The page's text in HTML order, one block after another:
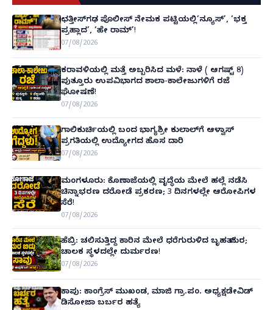
ಛತ್ತೀಸ್‌ಗಢ ಪೊಲೀಸ್ ನೇಮಕ ಪಟ್ಟಿಯಲ್ಲಿ‘ನ್ಯೂಸ್’, ‘ಭಕ್ತ
ಪ್ರಹ್ಲಾದ’, ‘ಹೇ ರಾಮ್’!
07/08/2026
ಕರಾವಳಿಯಲ್ಲಿ ಮತ್ತೆ ಅಬ್ಬರಿಸಿದ ಮಳೆ: ನಾಳೆ ( ಆಗಷ್ಟ್ 8)
ಪುತ್ತೂರು ಉಪವಿಭಾಗದ ಶಾಲಾ-ಕಾಲೇಜುಗಳಿಗೆ ರಜೆ
ಘೋಷಣೆ!
07/08/2026
ಗಾಲಿಕುರ್ಚಿಯಲ್ಲಿ ಬಂದ ಭಾಗ್ಯಶ್ರೀ ಕುಲಾಲ್‌ಗೆ ಆಳ್ವಾಸ್
ಪ್ರಗತಿಯಲ್ಲಿ ಉದ್ಯೋಗದ ಹೊಸ ದಾರಿ
07/08/2026
ಮಂಗಳೂರು: ಕೊಣಾಜೆಯಲ್ಲಿ ವೃದ್ಧೆಯ ಮೇಲೆ ಹಲ್ಲೆ ನಡೆಸಿ
ಚಿನ್ನಾಭರಣ ದರೋಡೆ ಪ್ರಕರಣ; 3 ದಿನಗಳಲ್ಲೇ ಆರೋಪಿಗಳ
ಸೆರೆ!
07/08/2026
ಹೆಬ್ರಿ: ಚಲಿಸುತ್ತಿದ್ದ ಕಾರಿನ ಮೇಲೆ ಧರೆಗುರುಳಿದ ಬೃಹತ್ ಮರ;
ಚಾಲಕ ಸ್ಥಳದಲ್ಲೇ ದುರ್ಮರಣ!
07/08/2026
ಕಾಪು: ಕಾಂಗ್ರೆಸ್ ಮುಖಂಡ, ಮಾಜಿ ಗ್ರಾ.ಪಂ. ಅಧ್ಯಕ್ಷಡೇವಿಡ್
ಡಿಸೋಜಾ ಬರ್ಬರ ಹತ್ಯೆ